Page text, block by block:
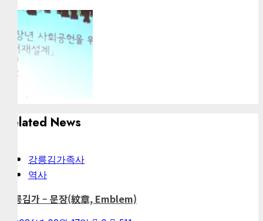
Related News
강릉김가족사
역사
강릉김가 – 문장(紋章, Emblem)